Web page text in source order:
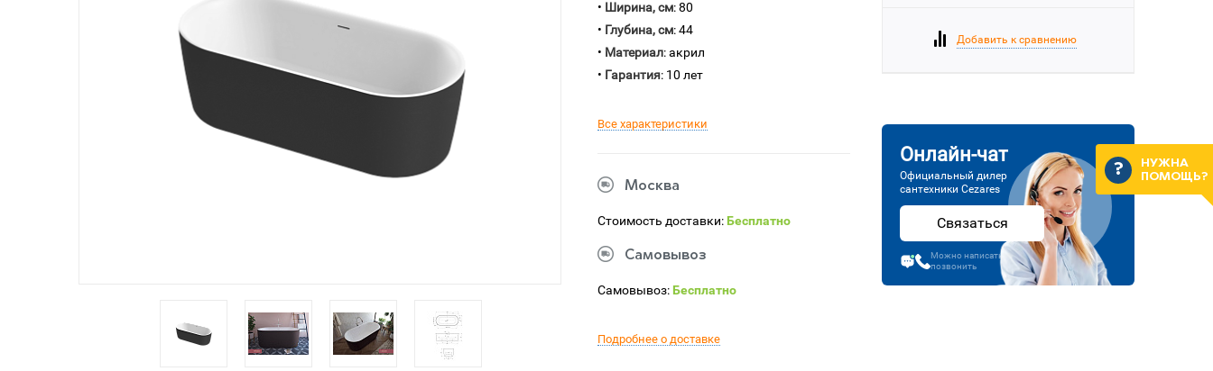
• Ширина, см: 80
• Глубина, см: 44
• Материал: акрил
• Гарантия: 10 лет
Все характеристики
Москва
Стоимость доставки:Бесплатно
Самовывоз
Самовывоз:Бесплатно
Подробнее о доставке
Добавить к сравнению
Онлайн-чат
Официальный дилер
сантехники Cezares
Связаться
Можно написать или
позвонить
НУЖНА
ПОМОЩЬ?